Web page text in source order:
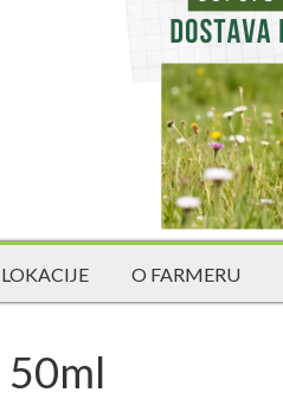
LOKACIJE O FARMERU
50ml